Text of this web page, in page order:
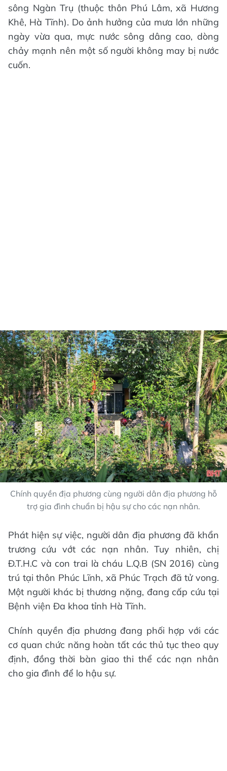
sông Ngàn Trụ (thuộc thôn Phú Lâm, xã Hương
Khê, Hà Tĩnh). Do ảnh hưởng của mưa lớn những
ngày vừa qua, mực nước sông dâng cao, dòng
chảy mạnh nên một số người không may bị nước
cuốn.
Chính quyền địa phương cùng người dân địa phương hỗ
trợ gia đình chuẩn bị hậu sự cho các nạn nhân.
Phát hiện sự việc, người dân địa phương đã khẩn
trương cứu vớt các nạn nhân. Tuy nhiên, chị
Đ.T.H.C và con trai là cháu L.Q.B (SN 2016) cùng
trú tại thôn Phúc Lĩnh, xã Phúc Trạch đã tử vong.
Một người khác bị thương nặng, đang cấp cứu tại
Bệnh viện Đa khoa tỉnh Hà Tĩnh.
Chính quyền địa phương đang phối hợp với các
cơ quan chức năng hoàn tất các thủ tục theo quy
định, đồng thời bàn giao thi thể các nạn nhân
cho gia đình để lo hậu sự.